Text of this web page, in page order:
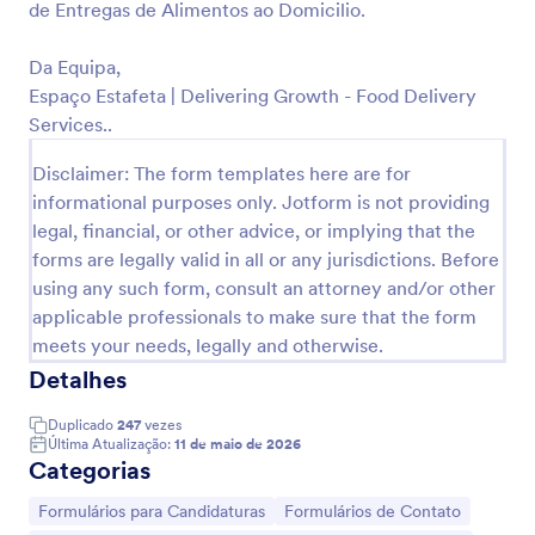
de Entregas de Alimentos ao Domicilio.
Da Equipa,
Espaço Estafeta | Delivering Growth - Food Delivery
Services..
Disclaimer: The form templates here are for
informational purposes only. Jotform is not providing
legal, financial, or other advice, or implying that the
forms are legally valid in all or any jurisdictions. Before
using any such form, consult an attorney and/or other
applicable professionals to make sure that the form
meets your needs, legally and otherwise.
Detalhes
Duplicado 247vezes
Última Atualização: 11 de maio de 2026
Categorias
Ir para Categoria:
Formulários para Candidaturas Ir para Categoria:
Formulários de Contato
Visualizar